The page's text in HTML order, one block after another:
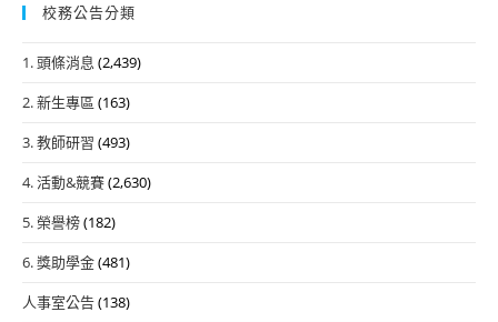
校務公告分類
1. 頭條消息 (2,439)
2. 新生專區 (163)
3. 教師研習 (493)
4. 活動&競賽(2,630)
5. 榮譽榜(182)
6. 獎助學金(481)
人事室公告(138)